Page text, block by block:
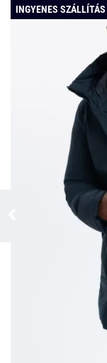
INGYENES SZÁLLÍTÁS